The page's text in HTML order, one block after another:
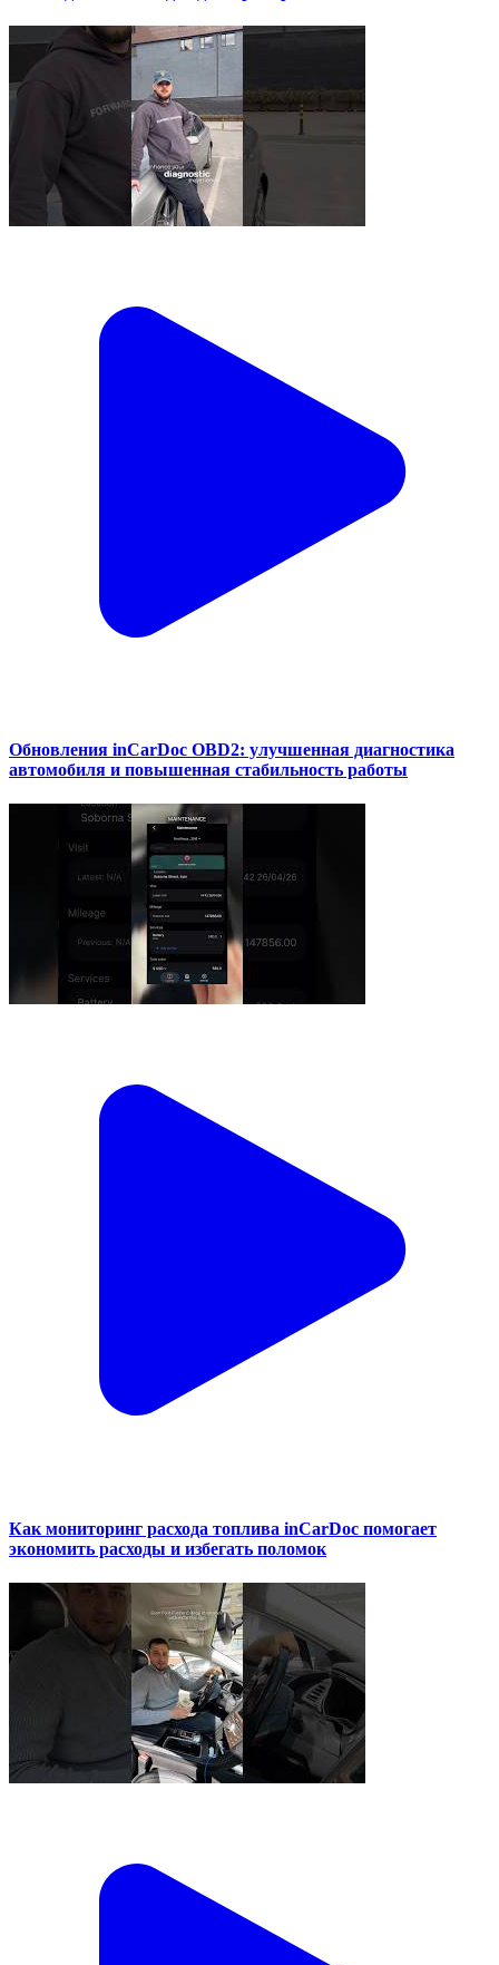
Обновления inCarDoc OBD2: улучшенная диагностика
автомобиля и повышенная стабильность работы
Как мониторинг расхода топлива inCarDoc помогает
экономить расходы и избегать поломок